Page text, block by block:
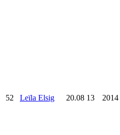
52 Leïla Elsig 20.08 13 2014